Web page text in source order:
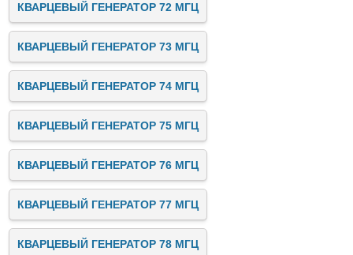
КВАРЦЕВЫЙ ГЕНЕРАТОР 72 МГЦ
КВАРЦЕВЫЙ ГЕНЕРАТОР 73 МГЦ
КВАРЦЕВЫЙ ГЕНЕРАТОР 74 МГЦ
КВАРЦЕВЫЙ ГЕНЕРАТОР 75 МГЦ
КВАРЦЕВЫЙ ГЕНЕРАТОР 76 МГЦ
КВАРЦЕВЫЙ ГЕНЕРАТОР 77 МГЦ
КВАРЦЕВЫЙ ГЕНЕРАТОР 78 МГЦ